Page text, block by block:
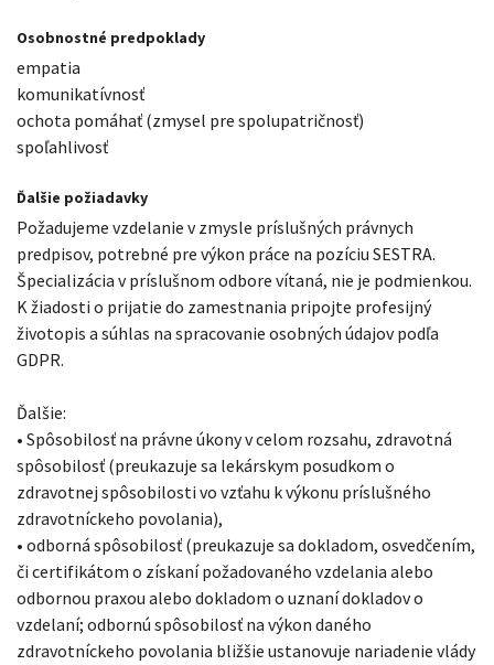
Osobnostné predpoklady
empatia
komunikatívnosť
ochota pomáhať (zmysel pre spolupatričnosť)
spoľahlivosť
Ďalšie požiadavky
Požadujeme vzdelanie v zmysle príslušných právnych
predpisov, potrebné pre výkon práce na pozíciu SESTRA.
Špecializácia v príslušnom odbore vítaná, nie je podmienkou.
K žiadosti o prijatie do zamestnania pripojte profesijný
životopis a súhlas na spracovanie osobných údajov podľa
GDPR.
Ďalšie:
• Spôsobilosť na právne úkony v celom rozsahu, zdravotná
spôsobilosť (preukazuje sa lekárskym posudkom o
zdravotnej spôsobilosti vo vzťahu k výkonu príslušného
zdravotníckeho povolania),
• odborná spôsobilosť (preukazuje sa dokladom, osvedčením,
či certifikátom o získaní požadovaného vzdelania alebo
odbornou praxou alebo dokladom o uznaní dokladov o
vzdelaní; odbornú spôsobilosť na výkon daného
zdravotníckeho povolania bližšie ustanovuje nariadenie vlády